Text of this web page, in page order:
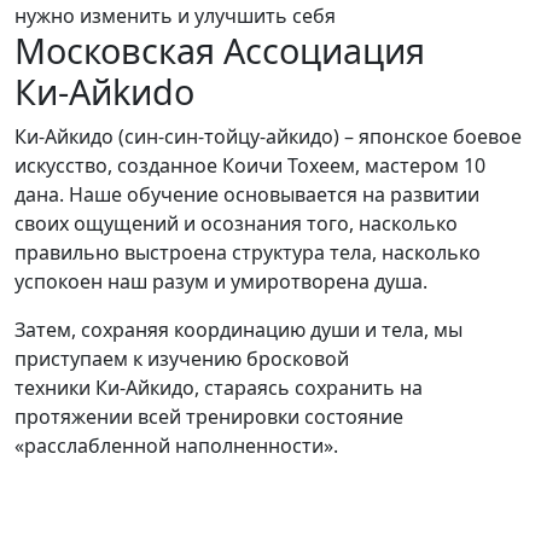
нужно изменить и улучшить себя
Московская Ассоциация
Ки-Айkиdo
Ки-Айкидо (син-син-тойцу-айкидо) – японское боевое
искусство, созданное Коичи Тохеем, мастером 10
дана. Наше обучение основывается на развитии
своих ощущений и осознания того, насколько
правильно выстроена структура тела, насколько
успокоен наш разум и умиротворена душа.
Затем, сохраняя координацию души и тела, мы
приступаем к изучению бросковой
техники Ки-Айкидо, стараясь сохранить на
протяжении всей тренировки состояние
«расслабленной наполненности».